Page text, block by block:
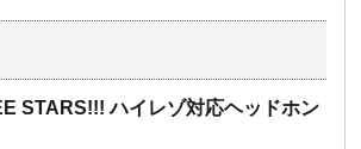
​STARS!!! ​ハイレゾ対応ヘッドホン